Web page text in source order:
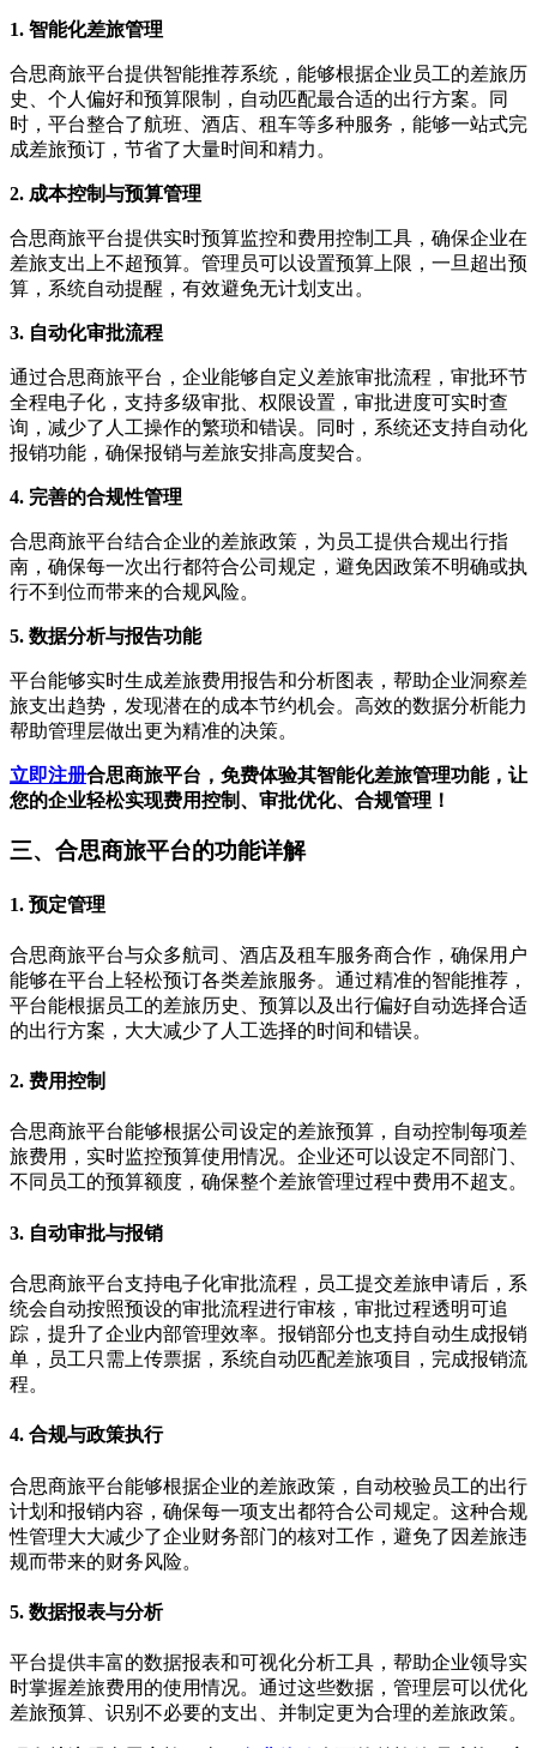
1. 智能化差旅管理
合思商旅平台提供智能推荐系统，能够根据企业员工的差旅历
史、个人偏好和预算限制，自动匹配最合适的出行方案。同
时，平台整合了航班、酒店、租车等多种服务，能够一站式完
成差旅预订，节省了大量时间和精力。
2. 成本控制与预算管理
合思商旅平台提供实时预算监控和费用控制工具，确保企业在
差旅支出上不超预算。管理员可以设置预算上限，一旦超出预
算，系统自动提醒，有效避免无计划支出。
3. 自动化审批流程
通过合思商旅平台，企业能够自定义差旅审批流程，审批环节
全程电子化，支持多级审批、权限设置，审批进度可实时查
询，减少了人工操作的繁琐和错误。同时，系统还支持自动化
报销功能，确保报销与差旅安排高度契合。
4. 完善的合规性管理
合思商旅平台结合企业的差旅政策，为员工提供合规出行指
南，确保每一次出行都符合公司规定，避免因政策不明确或执
行不到位而带来的合规风险。
5. 数据分析与报告功能
平台能够实时生成差旅费用报告和分析图表，帮助企业洞察差
旅支出趋势，发现潜在的成本节约机会。高效的数据分析能力
帮助管理层做出更为精准的决策。
立即注册合思商旅平台，免费体验其智能化差旅管理功能，让
您的企业轻松实现费用控制、审批优化、合规管理！
三、合思商旅平台的功能详解
1. 预定管理
合思商旅平台与众多航司、酒店及租车服务商合作，确保用户
能够在平台上轻松预订各类差旅服务。通过精准的智能推荐，
平台能根据员工的差旅历史、预算以及出行偏好自动选择合适
的出行方案，大大减少了人工选择的时间和错误。
2. 费用控制
合思商旅平台能够根据公司设定的差旅预算，自动控制每项差
旅费用，实时监控预算使用情况。企业还可以设定不同部门、
不同员工的预算额度，确保整个差旅管理过程中费用不超支。
3. 自动审批与报销
合思商旅平台支持电子化审批流程，员工提交差旅申请后，系
统会自动按照预设的审批流程进行审核，审批过程透明可追
踪，提升了企业内部管理效率。报销部分也支持自动生成报销
单，员工只需上传票据，系统自动匹配差旅项目，完成报销流
程。
4. 合规与政策执行
合思商旅平台能够根据企业的差旅政策，自动校验员工的出行
计划和报销内容，确保每一项支出都符合公司规定。这种合规
性管理大大减少了企业财务部门的核对工作，避免了因差旅违
规而带来的财务风险。
5. 数据报表与分析
平台提供丰富的数据报表和可视化分析工具，帮助企业领导实
时掌握差旅费用的使用情况。通过这些数据，管理层可以优化
差旅预算、识别不必要的支出、并制定更为合理的差旅政策。